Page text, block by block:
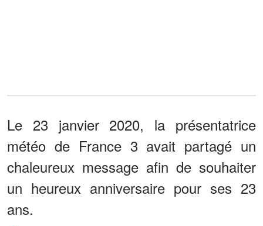
Le 23 janvier 2020, la présentatrice
météo de France 3 avait partagé un
chaleureux message afin de souhaiter
un heureux anniversaire pour ses 23
ans.